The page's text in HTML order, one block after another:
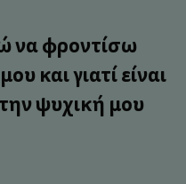
να φροντίσω
και γιατί είναι
ψυχική μου